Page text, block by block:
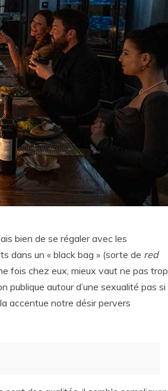
bien de se régaler avec les
dans un « black bag » (sorte de red
fois chez eux, mieux vaut ne pas trop
publique autour d’une sexualité pas si
accentue notre désir pervers